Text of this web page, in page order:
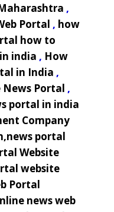
,
Portal , how
how to
india , How
in India ,
News Portal ,
portal in india
Company
portal
Website
website
Portal
news web